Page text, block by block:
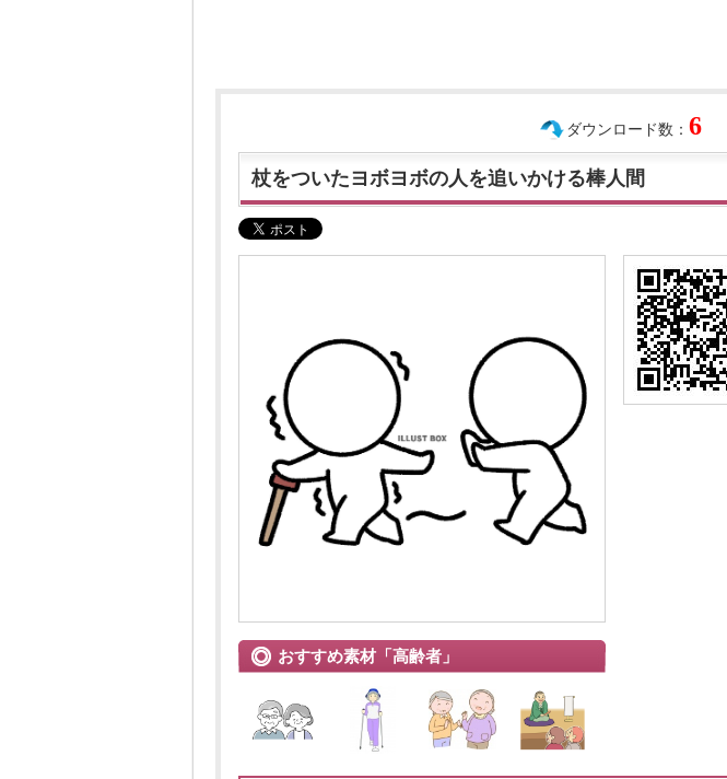
ダウンロード数： 6
杖をついたヨボヨボの人を追いかける棒人間
おすすめ素材「高齢者」